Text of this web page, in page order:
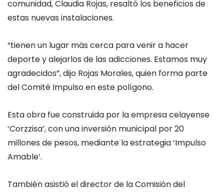
comunidad, Claudia Rojas, resaltó los beneficios de
estas nuevas instalaciones.
“tienen un lugar más cerca para venir a hacer
deporte y alejarlos de las adicciones. Estamos muy
agradecidos”, dijo Rojas Morales, quien forma parte
del Comité Impulso en este polígono.
Esta obra fue construida por la empresa celayense
‘Corzzisa’, con una inversión municipal por 20
millones de pesos, mediante la estrategia ‘Impulso
Amable’.
También asistió el director de la Comisión del